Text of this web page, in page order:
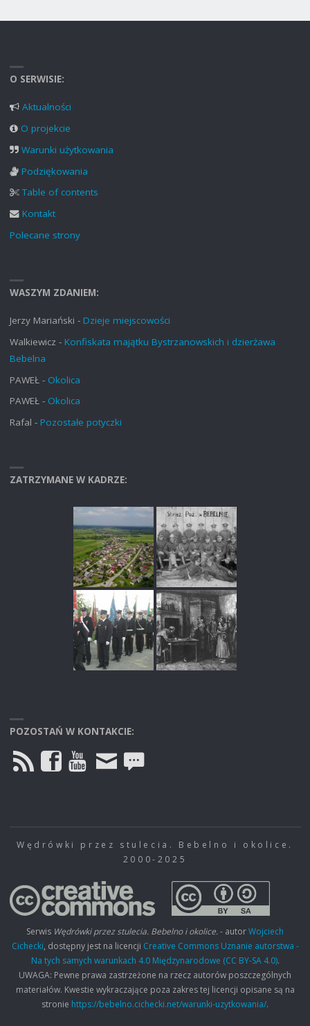
O SERWISIE:
Aktualności
O projekcie
Warunki użytkowania
Podziękowania
Table of contents
Kontakt
Polecane strony
WASZYM ZDANIEM:
Jerzy Mariański - Dzieje miejscowości
Walkiewicz - Konfiskata majątku Bystrzanowskich i dzierżawa
Bebelna
PAWEŁ - Okolica
PAWEŁ- Okolica
Rafal - Pozostałe potyczki
ZATRZYMANE W KADRZE:
POZOSTAŃ W KONTAKCIE:
Wędrówki przez stulecia. Bebelno i okolice.
2000-2025
Serwis Wędrówki przez stulecia. Bebelno i okolice.- autorWojciech
Cichecki, dostępny jest na licencji Creative Commons Uznanie autorstwa -
Na tych samych warunkach 4.0 Międzynarodowe (CC BY-SA 4.0).
UWAGA: Pewne prawa zastrzeżone na rzecz autorów poszczególnych
materiałów. Kwestie wykraczające poza zakres tej licencji opisane są na
stronie https://bebelno.cichecki.net/warunki-uzytkowania/.